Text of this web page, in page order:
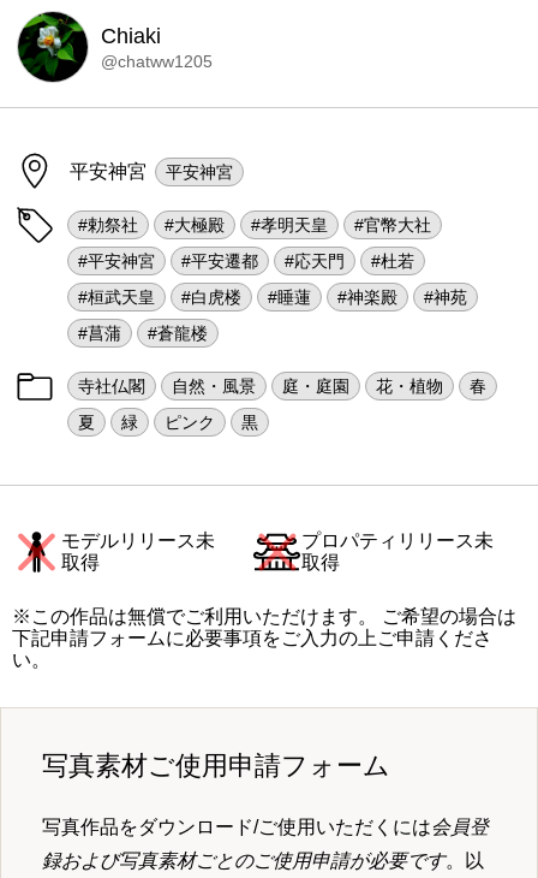
Chiaki
@chatww1205
平安神宮 平安神宮
#勅祭社 #大極殿 #孝明天皇
#官幣大社
#平安神宮
#平安遷都 #応天門
#杜若
#桓武天皇
#白虎楼 #睡蓮 #神楽殿
#神苑
#菖蒲
#蒼龍楼
寺社仏閣 自然・風景 庭・庭園 花・植物
春
夏
緑 ピンク 黒
モデルリリース未
取得
プロパティリリース未
取得
※この作品は無償でご利用いただけます。 ご希望の場合は
下記申請フォームに必要事項をご入力の上ご申請くださ
い。
写真素材ご使用申請フォーム
写真作品をダウンロード/ご使用いただくには会員登
録および写真素材ごとのご使用申請が必要です。以